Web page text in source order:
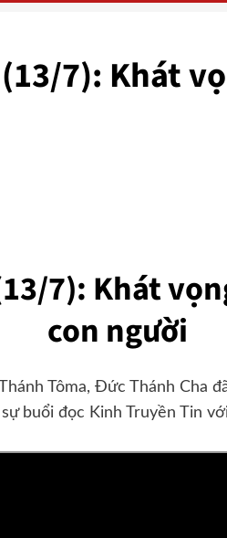
7): Khát
7): Khát
con người
Tôma, Đức Thánh Cha
buổi đọc Kinh Truyền Tin